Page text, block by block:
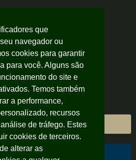
Área do Cliente
do Colaborador
que
navegador ou
cookies para garantir
para você. Alguns são
do site e
Temos também
a performance,
recursos
de tráfego. Estes
cookies de terceiros.
alterar as